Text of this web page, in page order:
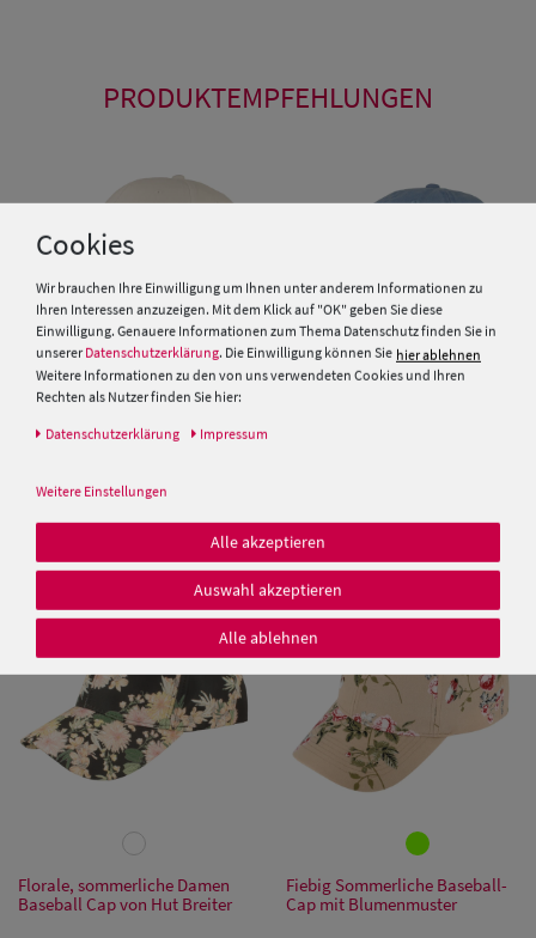
Damen Caps
Damen
Baseball Caps
Schutz Caps
Damen
PRODUKTEMPFEHLUNGEN
uni reine Baumwolle
15,00 €
Florale, sommerliche Damen
Baseball Cap von Hut Breiter
Fiebig Sommerliche Baseball-
Cap mit Blumenmuster
Cookies
Wir brauchen Ihre Einwilligung um Ihnen unter anderem Informationen zu
Ihren Interessen anzuzeigen. Mit dem Klick auf "OK" geben Sie diese
Einwilligung. Genauere Informationen zum Thema Datenschutz finden Sie in
unserer Datenschutzerklärung. Die Einwilligung können Sie hier ablehnen
Weitere Informationen zu den von uns verwendeten Cookies und Ihren
Rechten als Nutzer finden Sie hier:
Daten­schutz­erklärung Impressum
Weitere Einstellungen
Alle akzeptieren
Auswahl akzeptieren
Alle ablehnen